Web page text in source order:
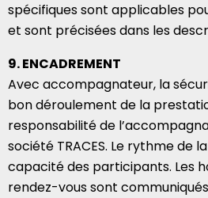
spécifiques sont applicables
et sont précisées dans les
9. ENCADREMENT
Avec accompagnateur, la
bon déroulement de la
responsabilité de
société TRACES. Le rythme de
capacité des participants. Les
rendez-vous sont